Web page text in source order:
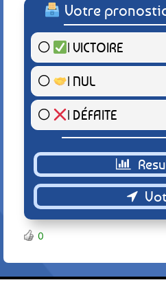
Votre
| VICTOIRE
| NUL
| DÉFAITE
0